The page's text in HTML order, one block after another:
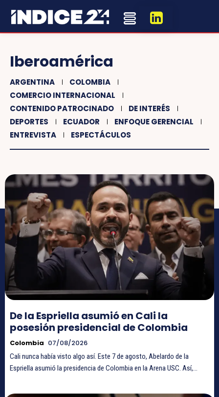
Iberoamérica
ARGENTINA
COLOMBIA
COMERCIO INTERNACIONAL
CONTENIDO PATROCINADO
DE INTERÉS
DEPORTES
ECUADOR
ENFOQUE GERENCIAL
ENTREVISTA
ESPECTÁCULOS
De la Espriella asumió en Cali la
posesión presidencial de Colombia
Colombia 07/08/2026
Cali nunca había visto algo así. Este 7 de agosto, Abelardo de la
Espriella asumió la presidencia de Colombia en la Arena USC. Así,...